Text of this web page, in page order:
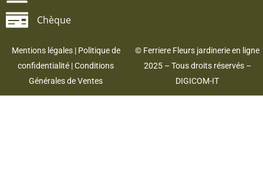
Chèque
Mentions légales| Politique de
confidentialité |Conditions
Générales de Ventes
© Ferriere Fleurs jardinerie en ligne
2025 – Tous droits réservés –
DIGICOM-IT